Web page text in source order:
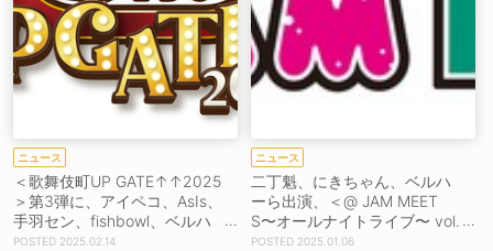
ニュース
＜歌舞伎町UP GATE↑↑2025
＞第3弾に、アイペコ、AsIs、
手羽セン、fishbowl、ベルハ
ー、マジパンら35組
2025.02.14
ニュース
二丁魁、にきちゃん、ベルハ
ーら出演、＜@ JAM MEET
S〜オールナイトライブ〜 vol.
15＞開催決定！
2025.01.06